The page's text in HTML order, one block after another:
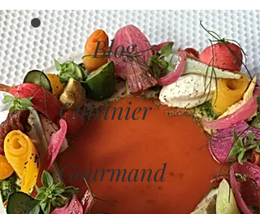
Blog
Cuisinier